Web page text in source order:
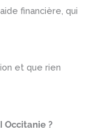
financière, qui
et que rien
Occitanie ?